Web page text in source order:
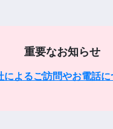
重要なお知らせ
によるご訪問やお電話に